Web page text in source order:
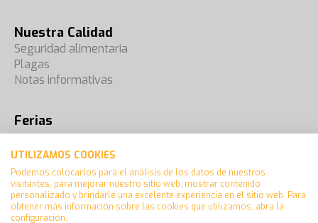
Nuestra Calidad
Seguridad alimentaria
Plagas
Notas informativas
Ferias
Aviso Legal
Política de cookies
UTILIZAMOS COOKIES
Podemos colocarlos para el análisis de los datos de nuestros
visitantes, para mejorar nuestro sitio web, mostrar contenido
personalizado y brindarle una excelente experiencia en el sitio web. Para
obtener más información sobre las cookies que utilizamos, abra la
configuración.